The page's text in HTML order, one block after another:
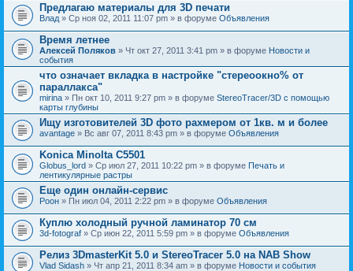
Предлагаю материалы для 3D печати
Влад » Ср ноя 02, 2011 11:07 pm » в форуме Объявления
Время летнее
Алексей Поляков » Чт окт 27, 2011 3:41 pm » в форуме Новости и
события
что означает вкладка в настройке "стереоокно% от
параллакса"
mirina » Пн окт 10, 2011 9:27 pm » в форуме StereoTracer/3D с помощью
карты глубины
Ищу изготовителей 3D фото рахмером от 1кв. м и более
avantage » Вс авг 07, 2011 8:43 pm » в форуме Объявления
Konica Minolta C5501
Globus_lord » Ср июл 27, 2011 10:22 pm » в форуме Печать и
лентикулярные растры
Еще один онлайн-сервис
Pоон » Пн июл 04, 2011 2:22 pm » в форуме Объявления
Куплю холодный ручной ламинатор 70 см
3d-fotograf » Ср июн 22, 2011 5:59 pm » в форуме Объявления
Релиз 3DmasterKit 5.0 и StereoTracer 5.0 на NAB Show
Vlad Sidash » Чт апр 21, 2011 8:34 am » в форуме Новости и события